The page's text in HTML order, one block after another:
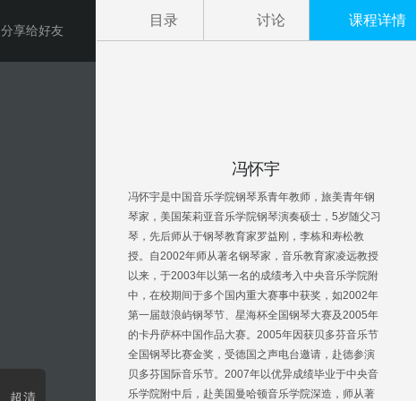
分享给好友
超清
目录 讨论 课程详情
冯怀宇
冯怀宇是中国音乐学院钢琴系青年教师，旅美青年钢
琴家，美国茱莉亚音乐学院钢琴演奏硕士，5岁随父习
琴，先后师从于钢琴教育家罗益刚，李栋和寿松教
授。自2002年师从著名钢琴家，音乐教育家凌远教授
以来，于2003年以第一名的成绩考入中央音乐学院附
中，在校期间于多个国内重大赛事中获奖，如2002年
第一届鼓浪屿钢琴节、星海杯全国钢琴大赛及2005年
的卡丹萨杯中国作品大赛。2005年因获贝多芬音乐节
全国钢琴比赛金奖，受德国之声电台邀请，赴德参演
贝多芬国际音乐节。2007年以优异成绩毕业于中央音
乐学院附中后，赴美国曼哈顿音乐学院深造，师从著